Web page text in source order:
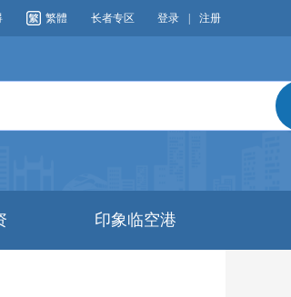
繁體 长者专区 登录 注册
印象临空港